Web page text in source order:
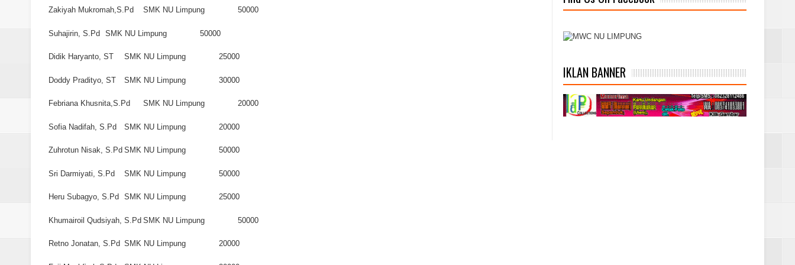
Laporan Koin Nu Babadan Oktober II 2025
Laporan Koin Nu Amongrogo Oktober II 2025
Laporan Koin Nu Wonokerso Oktober I 2025
Laporan Koin Nu Tembok Oktober I 2025
Zakiyah Mukromah,S.Pd SMK NU Limpung 50000
Suhajirin, S.Pd SMK NU Limpung 50000
Didik Haryanto, ST SMK NU Limpung 25000
Doddy Pradityo, ST SMK NU Limpung 30000
Febriana Khusnita,S.Pd SMK NU Limpung 20000
Sofia Nadifah, S.Pd SMK NU Limpung 20000
Zuhrotun Nisak, S.Pd SMK NU Limpung 50000
Sri Darmiyati, S.Pd SMK NU Limpung 50000
Heru Subagyo, S.Pd SMK NU Limpung 25000
Khumairoil Qudsiyah, S.Pd SMK NU Limpung 50000
Retno Jonatan, S.Pd SMK NU Limpung 20000
IKLAN BANNER